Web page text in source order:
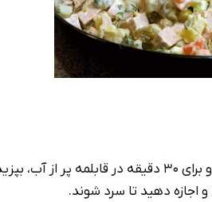
در مرحله اول از طرز تهیه الویه با کالباس، سیب زمینی و هویج را
اجازه دهید تا سرد شوند.